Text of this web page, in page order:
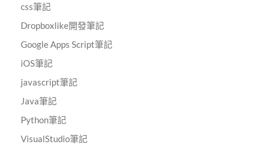
css筆記
Dropboxlike開發筆記
Google Apps Script筆記
iOS筆記
javascript筆記
Java筆記
Python筆記
VisualStudio筆記